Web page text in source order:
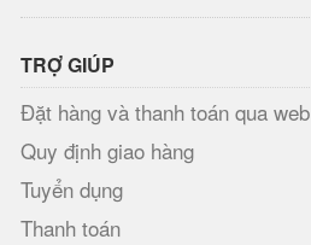
TRỢ GIÚP
Đặt hàng và thanh toán qua web
Quy định giao hàng
Tuyển dụng
Thanh toán